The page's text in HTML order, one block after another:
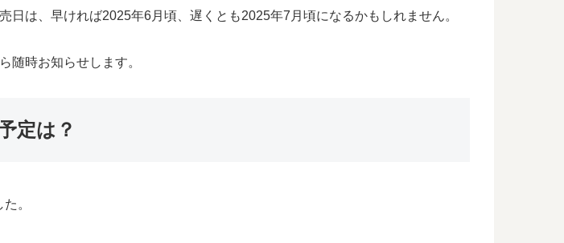
は、早ければ2025年6月頃、遅くとも2025年7月頃になるかもしれません。
随時お知らせします。
定は？
。